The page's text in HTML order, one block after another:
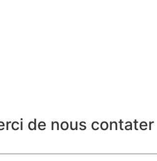
de nous contater